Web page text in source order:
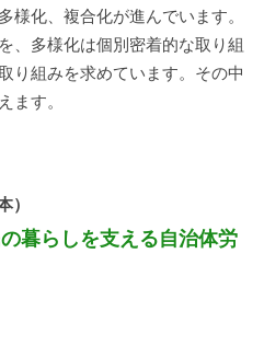
化、複合化が進んでいます。
、多様化は個別密着的な取り組
り組みを求めています。その中
ます。
）
暮らしを支える自治体労